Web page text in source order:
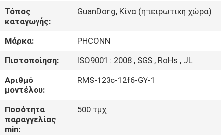
ΕΡΓΟΣΤΑΣΊΩΝ
ΠΟΙΟΤΙΚΌΣ
ΈΛΕΓΧΟΣ
ΜΑΣ
ΕΛΆΤΕ
ΣΕ
Τόπος
καταγωγής:
GuanDong, Κίνα (ηπειρωτική χώρα)
Μάρκα:
PHCONN
Πιστοποίηση:
ISO9001 : 2008 , SGS , RoHs , UL
Αριθμό
μοντέλου:
RMS-123c-12f6-GY-1
Ποσότητα
παραγγελίας
min:
500 τμχ